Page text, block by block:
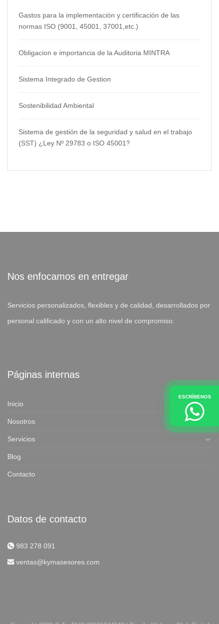
Gastos para la implementación y certificación de las
normas ISO (9001, 45001, 37001,etc.)
Obligacion e importancia de la Auditoria MINTRA
Sistema Integrado de Gestion
Sostenibilidad Ambiental
Sistema de gestión de la seguridad y salud en el trabajo
(SST) ¿Ley Nº 29783 o ISO 45001?
Nos enfocamos en entregar
Servicios personalizados, flexibles y de calidad, desarrollados por
personal calificado y con un alto nivel de compromiso.
Páginas internas
Inicio
Nosotros
Servicios
Blog
Contacto
Datos de contacto
983 278 091
ventas@kymasesores.com
ESCRÍBENOS